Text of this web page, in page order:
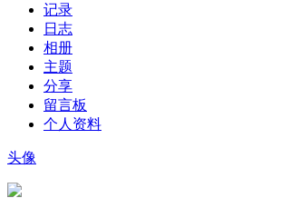
记录
日志
相册
主题
分享
留言板
个人资料
头像